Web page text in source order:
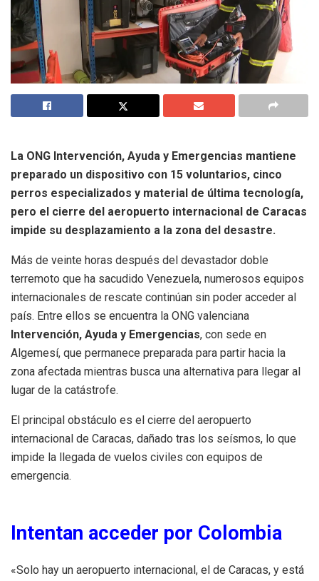
La ONG Intervención, Ayuda y Emergencias mantiene
preparado un dispositivo con 15 voluntarios, cinco
perros especializados y material de última tecnología,
pero el cierre del aeropuerto internacional de Caracas
impide su desplazamiento a la zona del desastre.
Más de veinte horas después del devastador doble
terremoto que ha sacudido Venezuela, numerosos equipos
internacionales de rescate continúan sin poder acceder al
país. Entre ellos se encuentra la ONG valenciana
Intervención, Ayuda y Emergencias, con sede en
Algemesí, que permanece preparada para partir hacia la
zona afectada mientras busca una alternativa para llegar al
lugar de la catástrofe.
El principal obstáculo es el cierre del aeropuerto
internacional de Caracas, dañado tras los seísmos, lo que
impide la llegada de vuelos civiles con equipos de
emergencia.
Intentan acceder por Colombia
«Solo hay un aeropuerto internacional, el de Caracas, y está